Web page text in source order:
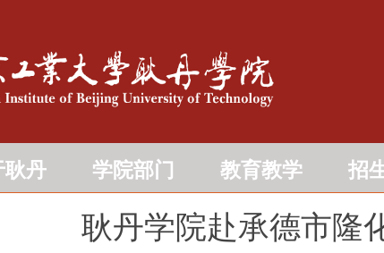
耿丹 学院部门 教育教学 招
耿丹学院赴承德市隆